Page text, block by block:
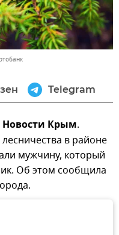
Telegram
Крым.
в районе
мужчину, который
Об этом сообщила